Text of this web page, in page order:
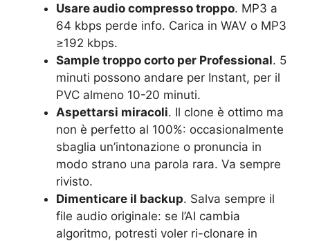
Usare audio compresso troppo. MP3 a
64 kbps perde info. Carica in WAV o MP3
≥192 kbps.
Sample troppo corto per Professional. 5
minuti possono andare per Instant, per il
PVC almeno 10-20 minuti.
Aspettarsi miracoli. Il clone è ottimo ma
non è perfetto al 100%: occasionalmente
sbaglia un’intonazione o pronuncia in
modo strano una parola rara. Va sempre
rivisto.
Dimenticare il backup. Salva sempre il
file audio originale: se l’AI cambia
algoritmo, potresti voler ri-clonare in